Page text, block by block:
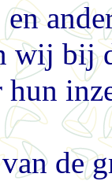
en
bij
hun
de